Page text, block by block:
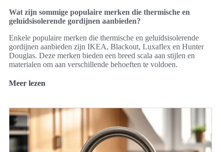
Wat zijn sommige populaire merken die thermische en
geluidsisolerende gordijnen aanbieden?
Enkele populaire merken die thermische en geluidsisolerende
gordijnen aanbieden zijn IKEA, Blackout, Luxaflex en Hunter
Douglas. Deze merken bieden een breed scala aan stijlen en
materialen om aan verschillende behoeften te voldoen.
Meer lezen